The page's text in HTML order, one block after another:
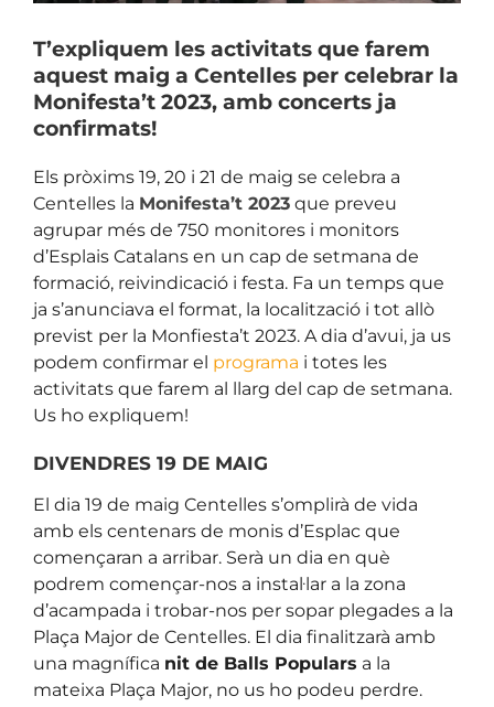
T’expliquem les activitats que farem
aquest maig a Centelles per celebrar la
Monifesta’t 2023, amb concerts ja
confirmats!
Els pròxims 19, 20 i 21 de maig se celebra a
Centelles la Monifesta’t 2023 que preveu
agrupar més de 750 monitores i monitors
d’Esplais Catalans en un cap de setmana de
formació, reivindicació i festa. Fa un temps que
ja s’anunciava el format, la localització i tot allò
previst per la Monfiesta’t 2023. A dia d’avui, ja us
podem confirmar el programa i totes les
activitats que farem al llarg del cap de setmana.
Us ho expliquem!
DIVENDRES 19 DE MAIG
El dia 19 de maig Centelles s’omplirà de vida
amb els centenars de monis d’Esplac que
començaran a arribar. Serà un dia en què
podrem començar-nos a instal·lar a la zona
d’acampada i trobar-nos per sopar plegades a la
Plaça Major de Centelles. El dia finalitzarà amb
una magnífica nit de Balls Populars a la
mateixa Plaça Major, no us ho podeu perdre.